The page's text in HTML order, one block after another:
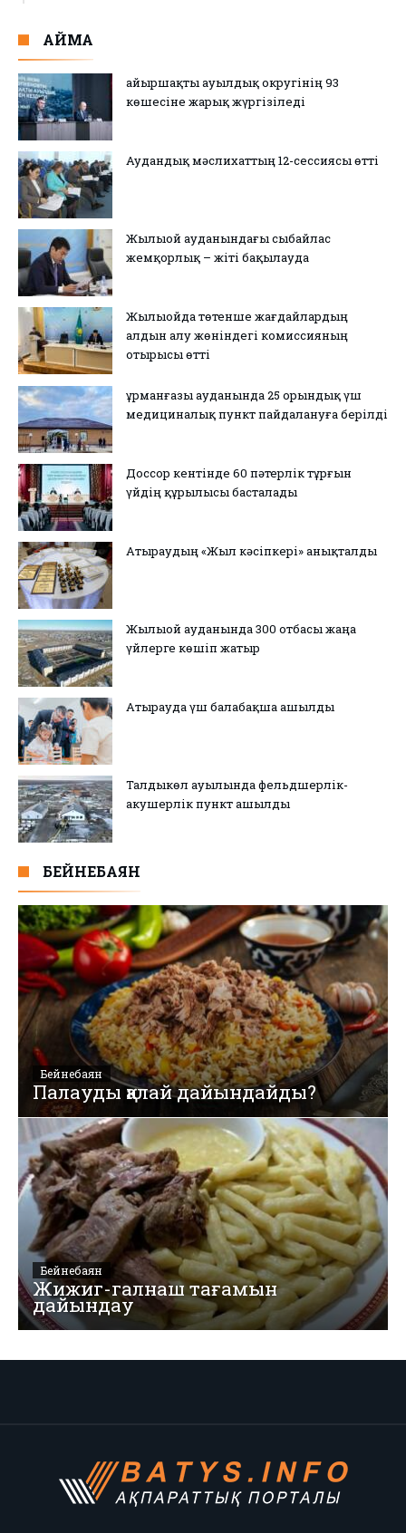
АЙМАҚ
Қайыршақты ауылдық округінің 93
көшесіне жарық жүргізіледі
Аудандық мәслихаттың 12-сессиясы өтті
Жылыой ауданындағы сыбайлас
жемқорлық – жіті бақылауда
Жылыойда төтенше жағдайлардың
алдын алу жөніндегі комиссияның
отырысы өтті
Құрманғазы ауданында 25 орындық үш
медициналық пункт пайдалануға берілді
Доссор кентінде 60 пәтерлік тұрғын
үйдің құрылысы басталады
Атыраудың «Жыл кәсіпкері» анықталды
Жылыой ауданында 300 отбасы жаңа
үйлерге көшіп жатыр
Атырауда үш балабақша ашылды
Талдыкөл ауылында фельдшерлік-
акушерлік пункт ашылды
БЕЙНЕБАЯН
Бейнебаян
Палауды қалай дайындайды?
Бейнебаян
Жижиг-галнаш тағамын
дайындау